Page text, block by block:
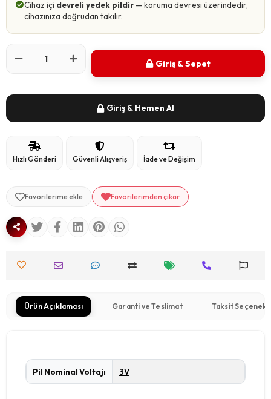
Cihaz içi devreli yedek pildir — koruma devresi üzerindedir,
cihazınıza doğrudan takılır.
Giriş & Sepet
Giriş & Hemen Al
Hızlı Gönderi Güvenli Alışveriş İade ve Değişim
Favorilerime ekle Favorilerimden çıkar
Ürün Açıklaması Garanti ve Teslimat Taksit
Pil Nominal Voltajı 3V